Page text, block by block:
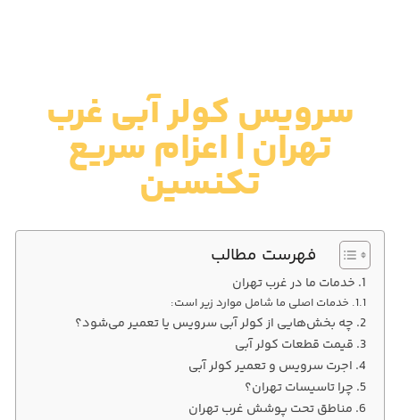
سرویس کولر آبی غرب
تهران | اعزام سریع
تکنسین
فهرست مطالب
خدمات ما در غرب تهران
خدمات اصلی ما شامل موارد زیر است:
چه بخش‌هایی از کولر آبی سرویس یا تعمیر می‌شود؟
قیمت قطعات کولر آبی
اجرت سرویس و تعمیر کولر آبی
چرا تاسیسات تهران؟
مناطق تحت پوشش غرب تهران